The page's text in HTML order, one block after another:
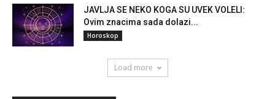
JAVLJA SE NEKO KOGA SU UVEK VOLELI:
Ovim znacima sada dolazi...
Horoskop
Load more